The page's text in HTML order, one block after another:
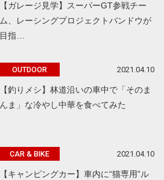
【ガレージ見学】スーパーGT参戦チー
ム、レーシングプロジェクトバンドウが
目指…
OUTDOOR 2021.04.10
【釣りメシ】林道沿いの車中で「そのま
んま」な冷やし中華を食べてみた
CAR & BIKE 2021.04.10
【キャンピングカー】車内に“猫専用”ル